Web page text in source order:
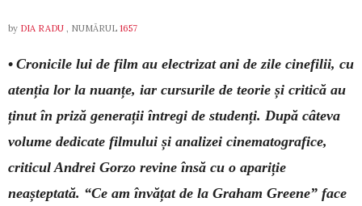
by DIA RADU , NUMĂRUL 1657
• Cronicile lui de film au electrizat ani de zile cinefilii, cu
atenția lor la nuanțe, iar cursurile de teorie și critică au
ținut în priză generații întregi de studenți. După câteva
volume dedicate filmului și analizei cinematografice,
criticul Andrei Gorzo revine însă cu o apariție
neașteptată. “Ce am învățat de la Graham Greene” face